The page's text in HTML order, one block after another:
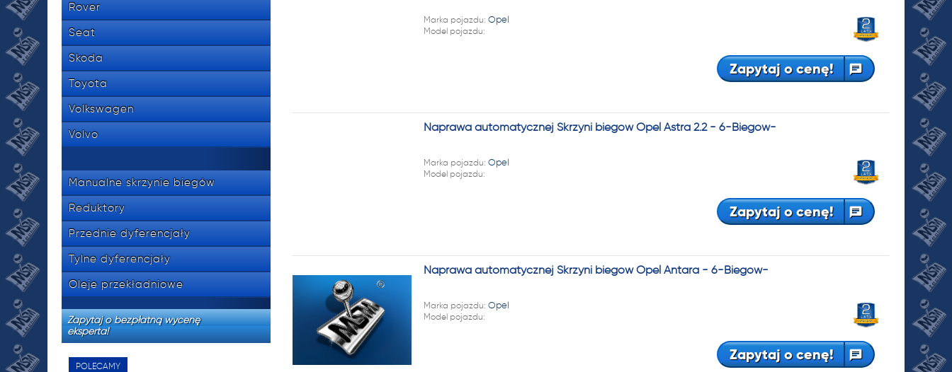
Rover
Seat
Skoda
Toyota
Volkswagen
Volvo
Manualne skrzynie biegów
Reduktory
Przednie dyferencjały
Tylne dyferencjały
Oleje przekładniowe
Zapytaj o bezpłatną wycenę
eksperta!
POLECAMY
Marka pojazdu: Opel
Model pojazdu:
Zapytaj o cenę!
Naprawa automatycznej Skrzyni biegów Opel Astra 2.2 - 6-Biegów-
Marka pojazdu: Opel
Model pojazdu:
Zapytaj o cenę!
Naprawa automatycznej Skrzyni biegów Opel Antara - 6-Biegów-
Marka pojazdu: Opel
Model pojazdu:
Zapytaj o cenę!